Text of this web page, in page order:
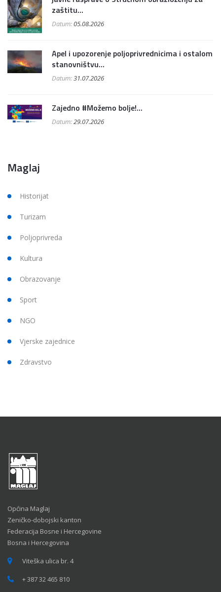
zaštitu...
Datum:05.08.2026
Apel i upozorenje poljoprivrednicima i ostalom
stanovništvu...
Datum:31.07.2026
Zajedno #Možemo bolje!...
Datum:29.07.2026
Maglaj
Historijat
Turizam
Poljoprivreda
Kultura
Obrazovanje
Sport
NGO
Vjerske zajednice
Zdravstvo
Općina Maglaj
Zeničko-dobojski kanton
Federacija Bosne i Hercegovine
Bosna i Hercegovina
Viteška ulica br. 4
+ 387 32 465 810